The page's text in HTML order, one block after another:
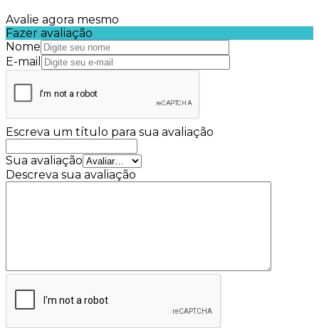
Avalie agora mesmo
Fazer avaliação
Nome
E-mail
Escreva um título para sua avaliação
Sua avaliação
Descreva sua avaliação